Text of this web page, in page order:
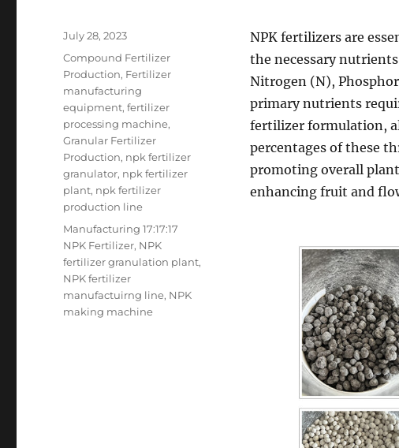
NPK fertilizers are
the necessary
Nitrogen (N),
primary nutrients
fertilizer formulation,
percentages of these
promoting overall
enhancing fruit and
Posted
July 28, 2023
Categories
Compound Fertilizer
Production, Fertilizer
manufacturing
equipment,fertilizer
processing machine,
Granular Fertilizer
Production, npk fertilizer
granulator, npk fertilizer
plant, npk fertilizer
production line
Tags
Manufacturing 17:17:17
NPK Fertilizer, NPK
fertilizer granulation plant,
NPK fertilizer
manufactuirng line, NPK
making machine